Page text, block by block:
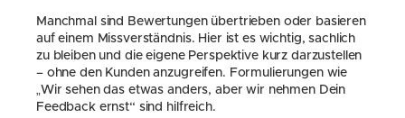
Manchmal sind Bewertungen übertrieben oder basieren
auf einem Missverständnis. Hier ist es wichtig, sachlich
zu bleiben und die eigene Perspektive kurz darzustellen
– ohne den Kunden anzugreifen. Formulierungen wie
„Wir sehen das etwas anders, aber wir nehmen Dein
Feedback ernst“ sind hilfreich.